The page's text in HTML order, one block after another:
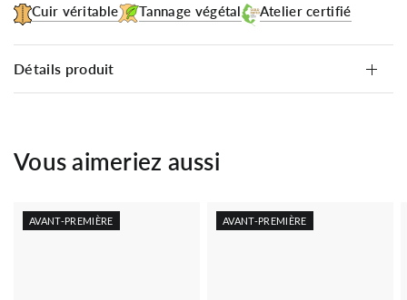
Cuir véritable Tannage végétal Atelier certifié
Détails produit
Vous aimeriez aussi
AVANT-PREMIÈRE AVANT-PREMIÈRE